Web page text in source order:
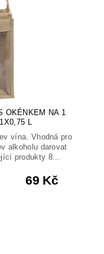
OKÉNKEM NA 1
L
vína. Vhodná pro
alkoholu darovat
produkty 8...
69 Kč